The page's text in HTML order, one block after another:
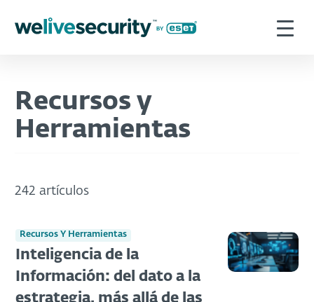
Recursos y
Herramientas
242 artículos
Recursos Y Herramientas
Inteligencia de la
Información: del dato a la
estrategia, más allá de las